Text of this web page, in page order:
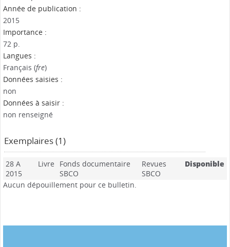
Année de publication :
2015
Importance :
72 p.
Langues :
Français (fre)
Données saisies :
non
Données à saisir :
non renseigné
Exemplaires (1)
28 A
2015
Livre
Fonds documentaire
SBCO
Revues
SBCO
Disponible
Aucun dépouillement pour ce bulletin.